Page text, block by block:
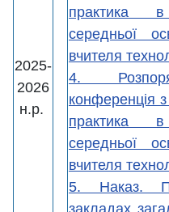
2025-
2026
н.р.
практика
середньої
вчителя
4.
конференція
практика
середньої
вчителя
5. Наказ.